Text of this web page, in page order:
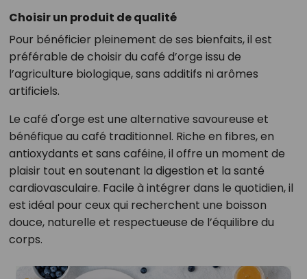
Choisir un produit de qualité
Pour bénéficier pleinement de ses bienfaits, il est
préférable de choisir du café d’orge issu de
l’agriculture biologique, sans additifs ni arômes
artificiels.
Le café d'orge est une alternative savoureuse et
bénéfique au café traditionnel. Riche en fibres, en
antioxydants et sans caféine, il offre un moment de
plaisir tout en soutenant la digestion et la santé
cardiovasculaire. Facile à intégrer dans le quotidien, il
est idéal pour ceux qui recherchent une boisson
douce, naturelle et respectueuse de l’équilibre du
corps.